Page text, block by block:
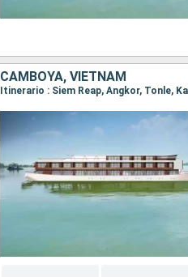
CAMBOYA, VIETNAM